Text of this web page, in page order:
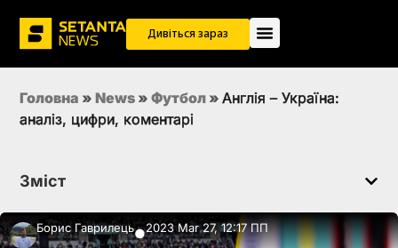
Дивіться зараз
Головна » News » Футбол » Англія – Україна:
аналіз, цифри, коментарі
Зміст
Борис Гаврилець●2023 Mar 27, 12:17 ПП